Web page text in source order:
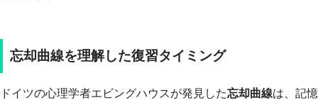
忘却曲線を理解した復習タイミング
ドイツの心理学者エビングハウスが発見した忘却曲線は、記憶